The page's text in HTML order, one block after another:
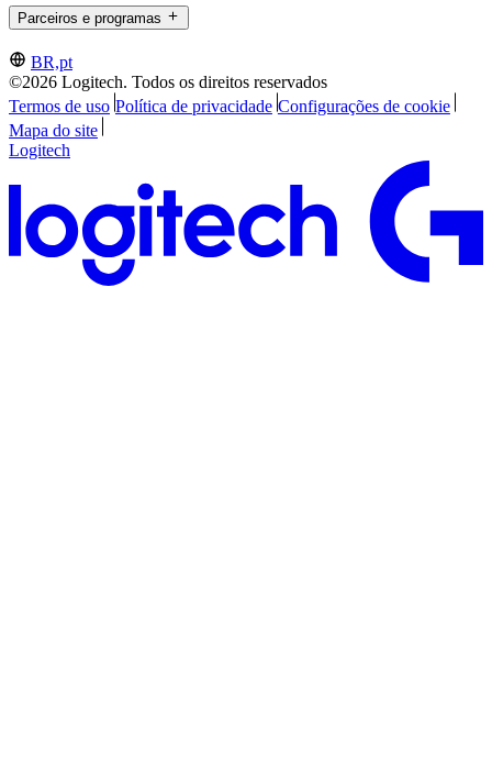
Parceiros e programas
BR,pt
©2026 Logitech. Todos os direitos reservados
Termos de uso Política de privacidade Configurações de cookie
Mapa do site
Logitech